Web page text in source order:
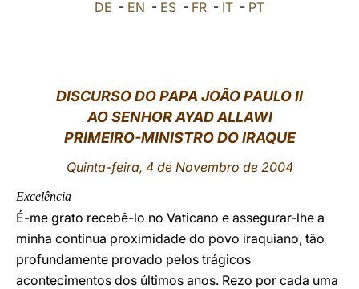
العربيّة DE - EN - ES - FR - IT - PT
DISCURSO DO PAPA JOÃO PAULO II
AO SENHOR AYAD ALLAWI
PRIMEIRO-MINISTRO DO IRAQUE
Quinta-feira, 4 de Novembro de 2004
Excelência
É-me grato recebê-lo no Vaticano e assegurar-lhe a
minha contínua proximidade do povo iraquiano, tão
profundamente provado pelos trágicos
acontecimentos dos últimos anos. Rezo por cada uma